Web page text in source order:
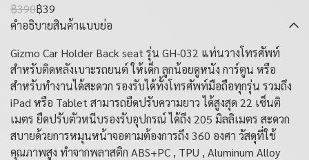
฿390฿39
คำอธิบายสินค้าแบบย่อ
Gizmo Car Holder Back seat รุ่น GH-032 แท่นวางโทรศัพท์
สำหรับติดหลังเบาะรถยนต์ ให้เด็ก ลูกน้อยดูหนัง การ์ตูน หรือ
สำหรับทำงานได้สะดวก รองรับได้ทั้งโทรศัพท์มือถือทุกรุ่น รวมถึง
iPad หรือ Tablet สามารถยืดปรับความยาว ได้สูงสุด 22 เซ็นติ
เมตร ยืดปรับตัวหนีบรองรับอุปกรณ์ ได้ถึง 205 มิลลิเมตร สะดวก
สบายด้วยการหมุนหน้าจอตามต้องการถึง 360 องศา วัสดุที่ใช้
คุณภาพสูง ทำจากพลาสติก ABS+PC , TPU , Aluminum Alloy